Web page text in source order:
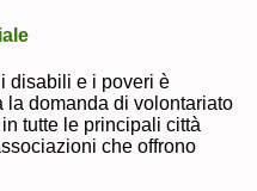
disabili e i poveri è
la domanda di volontariato
tutte le principali città
che offrono